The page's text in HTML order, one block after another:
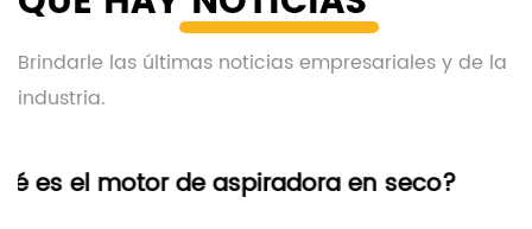
Brindarle las últimas noticias empresariales y de la
industria.